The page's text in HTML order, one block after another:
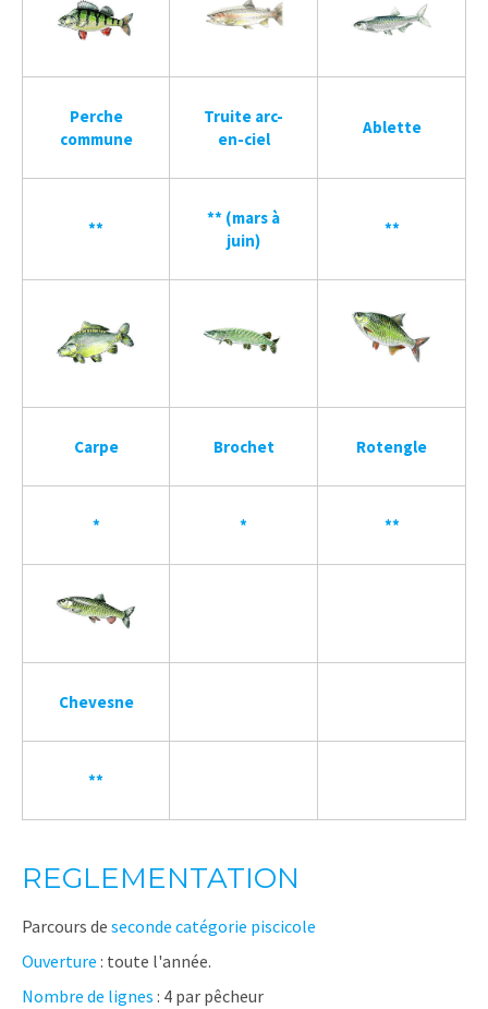
Perche
commune
Truite arc-
en-ciel
Ablette
**
** (mars à
juin)
**
Carpe Brochet Rotengle
* * **
Chevesne
**
REGLEMENTATION
Parcours de seconde catégorie piscicole
Ouverture : toute l'année.
Nombre de lignes : 4 par pêcheur